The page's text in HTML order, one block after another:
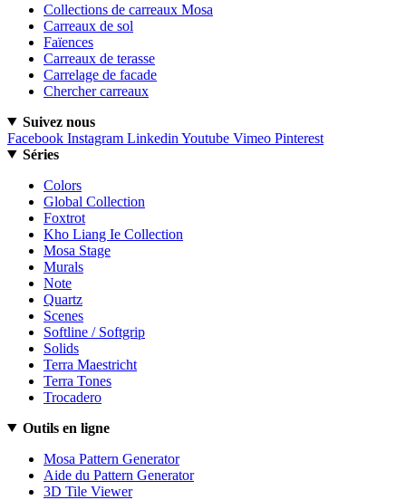
Collections de carreaux Mosa
Carreaux de sol
Faïences
Carreaux de terasse
Carrelage de facade
Chercher carreaux
Suivez nous
Facebook Instagram Linkedin Youtube Vimeo Pinterest
Séries
Colors
Global Collection
Foxtrot
Kho Liang Ie Collection
Mosa Stage
Murals
Note
Quartz
Scenes
Softline / Softgrip
Solids
Terra Maestricht
Terra Tones
Trocadero
Outils en ligne
Mosa Pattern Generator
Aide du Pattern Generator
3D Tile Viewer